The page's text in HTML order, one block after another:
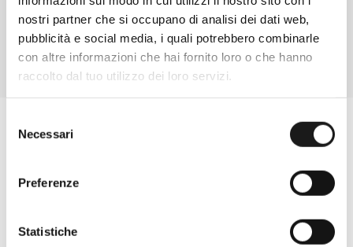
nostri partner che si occupano di analisi dei dati web,
pubblicità e social media, i quali potrebbero combinarle
con altre informazioni che hai fornito loro o che hanno
raccolto dal tuo utilizzo dei loro servizi.
delNecessari
Preferenze
Statistiche